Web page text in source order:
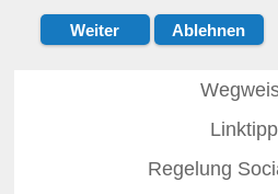
Der Quellennachweis muss
unmittelbarer Nähe zum Bild
zur Quellenangabe gilt auch
Regelung